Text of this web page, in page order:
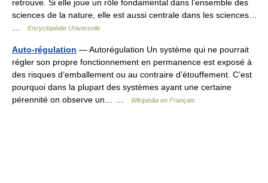
retrouve. Si elle joue un rôle fondamental dans l’ensemble des
sciences de la nature, elle est aussi centrale dans les sciences…
Encyclopédie Universelle
Auto-régulation — Autorégulation Un système qui ne pourrait
régler son propre fonctionnement en permanence est exposé à
des risques d’emballement ou au contraire d’étouffement. C’est
pourquoi dans la plupart des systèmes ayant une certaine
pérennité on observe un… …
Wikipédia en Français